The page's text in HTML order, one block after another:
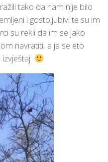
tako da nam nije bilo
i gostoljubivi te su im
su rekli da im se jako
navratiti, a ja se eto